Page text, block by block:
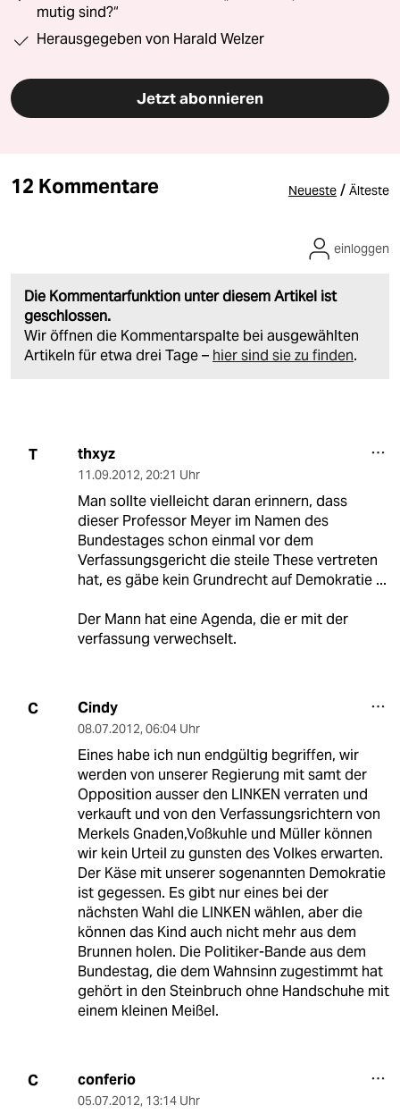
mutig sind?“
Herausgegeben von Harald Welzer
Jetzt abonnieren
12 Kommentare Neueste / Älteste
Die Kommentarfunktion unter diesem Artikel ist
geschlossen.
Wir öffnen die Kommentarspalte bei ausgewählten
Artikeln für etwa drei Tage – hier sind sie zu finden.
einloggen
T thxyz
11.09.2012, 20:21 Uhr
Man sollte vielleicht daran erinnern, dass
dieser Professor Meyer im Namen des
Bundestages schon einmal vor dem
Verfassungsgericht die steile These vertreten
hat, es gäbe kein Grundrecht auf Demokratie ...
Der Mann hat eine Agenda, die er mit der
verfassung verwechselt.
C Cindy
08.07.2012, 06:04 Uhr
Eines habe ich nun endgültig begriffen, wir
werden von unserer Regierung mit samt der
Opposition ausser den LINKEN verraten und
verkauft und von den Verfassungsrichtern von
Merkels Gnaden,Voßkuhle und Müller können
wir kein Urteil zu gunsten des Volkes erwarten.
Der Käse mit unserer sogenannten Demokratie
ist gegessen. Es gibt nur eines bei der
nächsten Wahl die LINKEN wählen, aber die
können das Kind auch nicht mehr aus dem
Brunnen holen. Die Politiker-Bande aus dem
Bundestag, die dem Wahnsinn zugestimmt hat
gehört in den Steinbruch ohne Handschuhe mit
einem kleinen Meißel.
C conferio
05.07.2012, 13:14 Uhr